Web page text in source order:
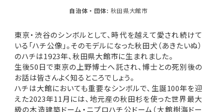
自治体・団体: 秋田県大館市
東京・渋谷のシンボルとして、時代を越えて愛され続けて
いる「ハチ公像」。そのモデルになった秋田犬（あきたいぬ）
のハチは1923年、秋田県大館市に生まれました。
生後50日で東京の上野博士へ託され、博士との死別後の
お話は皆さんよく知るところでしょう。
ハチは大館においても重要なシンボルで、生誕100年を迎
えた2023年11月には、地元産の秋田杉を使った世界最大
級の木造建築ドーム・ニプロハチ公ドーム（大館樹海ドー